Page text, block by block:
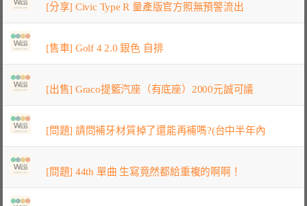
[分享] Civic Type R 量產版官方照無預警流出
[售車] Golf 4 2.0 銀色 自排
[出售] Graco提籃汽座（有底座）2000元誠可議
[問題] 請問補牙材質掉了還能再補嗎?(台中半年內
[問題] 44th 單曲 生寫竟然都給重複的啊啊！